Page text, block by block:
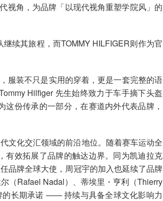
角，为品牌「以现代视角重塑学院风」的
续其旅程，而TOMMY HILFIGER则作为官
服装不只是实用的穿着，更是一套完整的语
Hilfiger 先生始终致力于车手摘下头盔
份传承的一部分，在赛道内外代表品牌，
文化交汇领域的前沿地位。随着赛车运动全
有效拓展了品牌的触达边界。同为凯迪拉克
品牌全球大使，周冠宇的加入也延续了品牌
（Rafael Nadal）、蒂埃里・亨利（Thierry
的长期承诺 —— 持续与具备全球文化影响力